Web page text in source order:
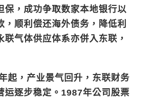
保，成功争取数家本地银行以
，顺利偿还海外债务，降低利
联气体供应体系亦併入东联，
，产业景气回升，东联财务
运逐步稳定。1987年公司股票